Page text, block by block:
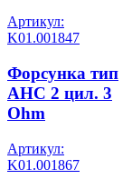
Артикул:
K01.001847
Форсунка тип
AHC 2 цил. 3
Ohm
Артикул:
K01.001867